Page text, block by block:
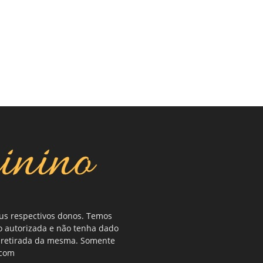
respectivos donos. Temos
autorizada e não tenha dado
da mesma. Somente